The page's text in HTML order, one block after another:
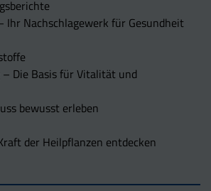
Ihr Nachschlagewerk für Gesundheit
– Die Basis für Vitalität und
bewusst erleben
der Heilpflanzen entdecken